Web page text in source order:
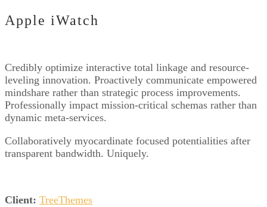
Apple iWatch
Credibly optimize interactive total linkage and resource-
leveling innovation. Proactively communicate empowered
mindshare rather than strategic process improvements.
Professionally impact mission-critical schemas rather than
dynamic meta-services.
Collaboratively myocardinate focused potentialities after
transparent bandwidth. Uniquely.
Client: TreeThemes